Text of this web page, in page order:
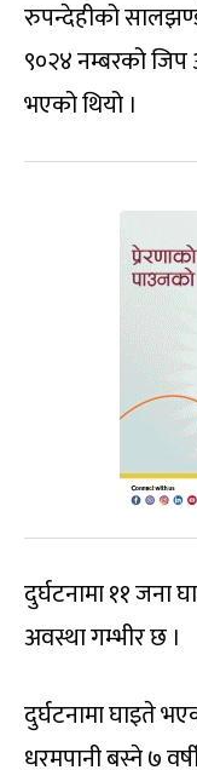
रुपन्देहीको
९०२४ नम्बरको
भएको थियो ।
दुर्घटनामा ११ जना
अवस्था गम्भीर छ ।
दुर्घटनामा घाइते
धरमपानी बस्ने ७